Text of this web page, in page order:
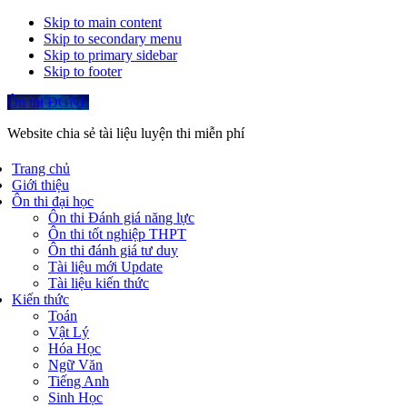
Skip to main content
Skip to secondary menu
Skip to primary sidebar
Skip to footer
Ôn thi ĐGNL
Website chia sẻ tài liệu luyện thi miễn phí
Trang chủ
Giới thiệu
Ôn thi đại học
Ôn thi Đánh giá năng lực
Ôn thi tốt nghiệp THPT
Ôn thi đánh giá tư duy
Tài liệu mới Update
Tài liệu kiến thức
Kiến thức
Toán
Vật Lý
Hóa Học
Ngữ Văn
Tiếng Anh
Sinh Học